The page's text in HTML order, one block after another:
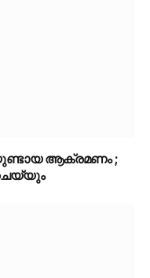
ആക്രമണം ;